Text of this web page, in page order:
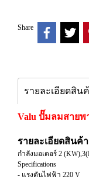
Share
รายละเอียดสิน
Valu ปั๊มลมสายพ
รายละเอียดสินค้า
กำลังมอเตอร์ 2
Specifications
- แรงดันไฟฟ้า 220 V